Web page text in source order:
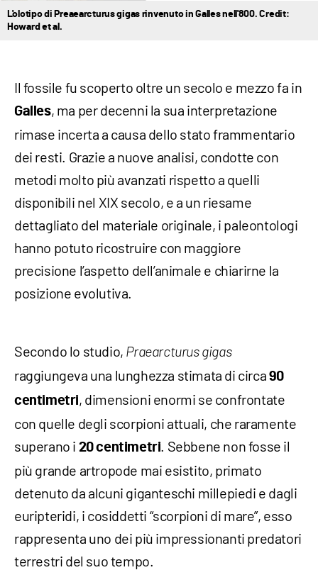
L'olotipo di Preaearcturus gigas rinvenuto in Galles nell'800. Credit:
Howard et al.
Il fossile fu scoperto oltre un secolo e mezzo fa in
Galles, ma per decenni la sua interpretazione
rimase incerta a causa dello stato frammentario
dei resti. Grazie a nuove analisi, condotte con
metodi molto più avanzati rispetto a quelli
disponibili nel XIX secolo, e a un riesame
dettagliato del materiale originale, i paleontologi
hanno potuto ricostruire con maggiore
precisione l’aspetto dell’animale e chiarirne la
posizione evolutiva.
Secondo lo studio, Praearcturus gigas
raggiungeva una lunghezza stimata di circa 90
centimetri, dimensioni enormi se confrontate
con quelle degli scorpioni attuali, che raramente
superano i 20 centimetri. Sebbene non fosse il
più grande artropode mai esistito, primato
detenuto da alcuni giganteschi millepiedi e dagli
euripteridi, i cosiddetti “scorpioni di mare”, esso
rappresenta uno dei più impressionanti predatori
terrestri del suo tempo.